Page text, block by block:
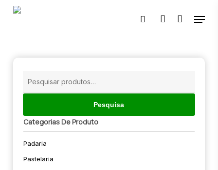
Skip
🔍
pesquisaraccount
Menu
Pesquisa
Categorias De Produto
Padaria
Pastelaria